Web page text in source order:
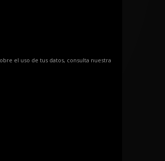
el uso de tus datos, consulta nuestra